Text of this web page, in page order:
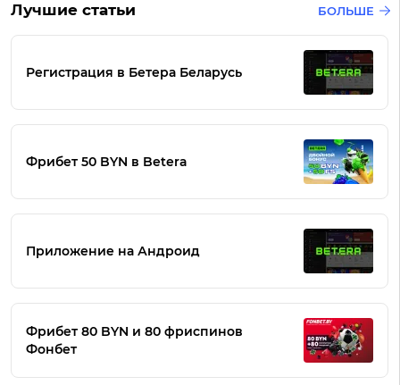
Лучшие статьи БОЛЬШЕ
Регистрация в Бетера Беларусь
Фрибет 50 BYN в Betera
Приложение на Андроид
Фрибет 80 BYN и 80 фриспинов
Фонбет